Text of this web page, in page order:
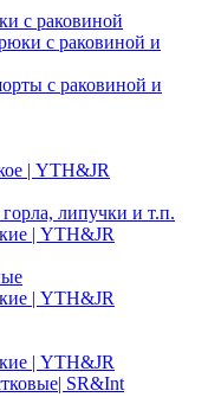
с раковиной
с раковиной и
с раковиной и
| YTH&JR
липучки и т.п.
| YTH&JR
| YTH&JR
| YTH&JR
SR&Int